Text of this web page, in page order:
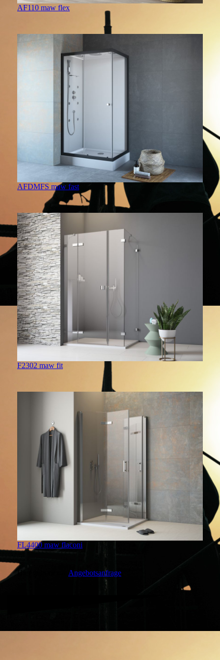
AF110 maw flex
AFDMFS maw fast
F2302 maw fit
FL4400 maw flaconi
Angebotsanfrage